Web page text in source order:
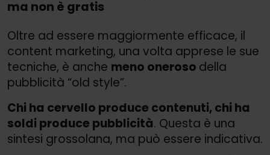
ma non è gratis
Oltre ad essere maggiormente efficace, il
content marketing, una volta apprese le sue
tecniche, è anche meno oneroso della
pubblicità “old style”.
Chi ha cervello produce contenuti, chi ha
soldi produce pubblicità. Questa è una
sintesi grossolana, ma può essere indicativa.